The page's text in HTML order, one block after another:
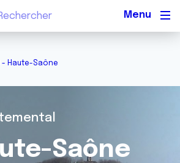
- Haute-Saône
Saône